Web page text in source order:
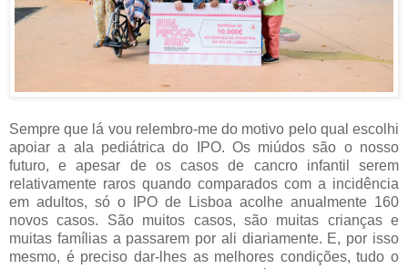
Sempre que lá vou relembro-me do motivo pelo qual escolhi
apoiar a ala pediátrica do IPO. Os miúdos são o nosso
futuro, e apesar de os casos de cancro infantil serem
relativamente raros quando comparados com a incidência
em adultos, só o IPO de Lisboa acolhe anualmente 160
novos casos. São muitos casos, são muitas crianças e
muitas famílias a passarem por ali diariamente. E, por isso
mesmo, é preciso dar-lhes as melhores condições, tudo o